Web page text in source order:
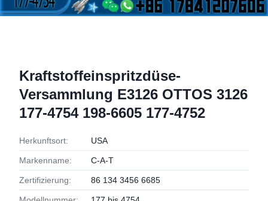
Kraftstoffeinspritzdüse-
Versammlung E3126 OTTOS 3126
177-4754 198-6605 177-4752
Herkunftsort: USA
Markenname: C-A-T
Zertifizierung: 86 134 3456 6685